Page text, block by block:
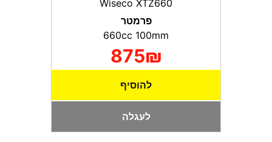
פרמטר
875₪
להוסיף
לעגלה